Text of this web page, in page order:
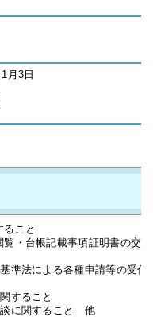
月3日
ること
・台帳記載事項証明書の交付
準法による各種申請等の受付
関すること
談に関すること 他